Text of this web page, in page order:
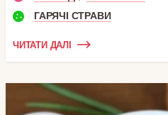
ГАРЯЧІ СТРАВИ
ЧИТАТИ ДАЛІ